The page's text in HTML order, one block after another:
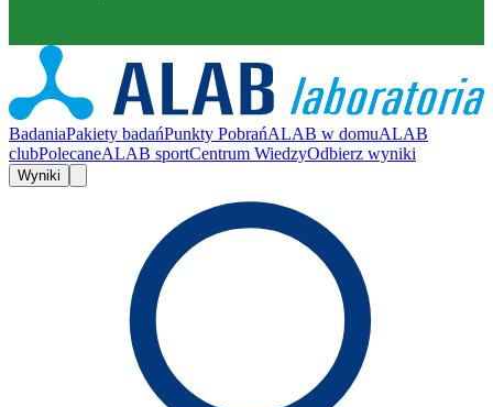
BadaniaPakiety badańPunkty PobrańALAB w domuALAB
clubPolecaneALAB sportCentrum WiedzyOdbierz wyniki
Wyniki